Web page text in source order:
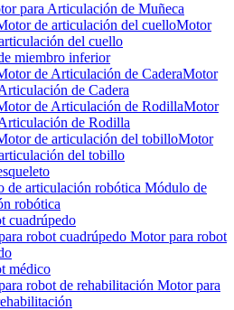
para Articulación de Muñeca
Motor
del cuello
miembro inferior
Motor
de Cadera
Motor
de Rodilla
Motor
del tobillo
Módulo de
robótica
cuadrúpedo
Motor para robot
médico
Motor para